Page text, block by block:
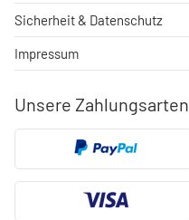
Unsere Zahlungsarten
Sicherheit & Datenschutz
Impressum